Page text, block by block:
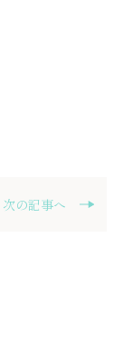
次の記事へ